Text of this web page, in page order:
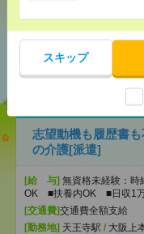
スキップ
あなたの
お
志望動機も履歴書
の介護[派遣]
[給 与] 無資格未経験：
OK ■扶養内OK ■日収1
[交通費]交通費全額支給
[勤務地] 天王寺駅 / 大阪上